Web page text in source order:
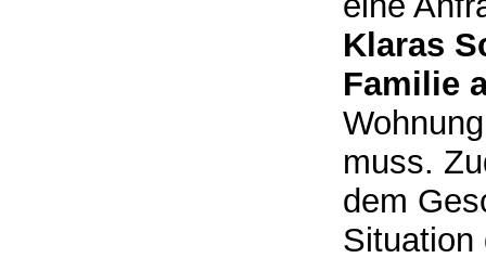
Klaras
Familie
muss.
dem
Situation